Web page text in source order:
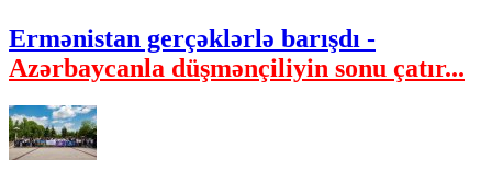
Ermənistan gerçəklərlə barışdı -
Azərbaycanla düşmənçiliyin sonu çatır...